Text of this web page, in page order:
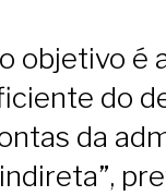
objetivo é
do
da